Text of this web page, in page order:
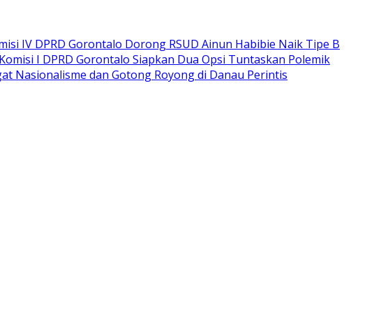
IV DPRD Gorontalo Dorong RSUD Ainun Habibie Naik Tipe B
Komisi I DPRD Gorontalo Siapkan Dua Opsi Tuntaskan Polemik
Nasionalisme dan Gotong Royong di Danau Perintis